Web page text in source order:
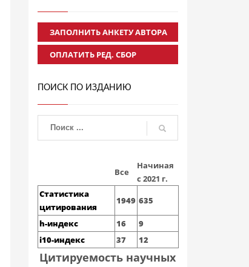
ЗАПОЛНИТЬ АНКЕТУ АВТОРА
ОПЛАТИТЬ РЕД. СБОР
ПОИСК ПО ИЗДАНИЮ
Все
Начиная
с 2021 г.
Статистика
цитирования
1949 635
h-индекс 16
9
i10-индекс
37 12
Цитируемость научных